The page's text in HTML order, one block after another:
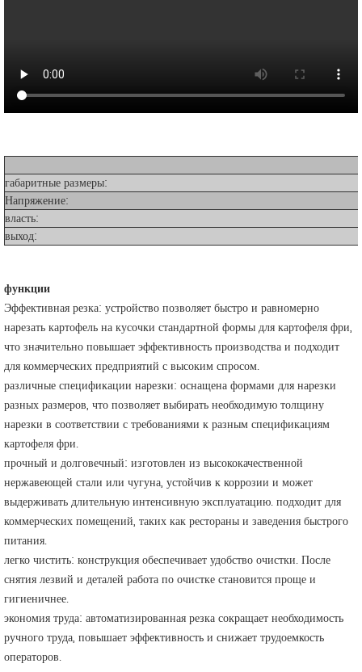
габаритные размеры:
Напряжение:
власть:
выход:
функции
Эффективная резка: устройство позволяет быстро и равномерно
нарезать картофель на кусочки стандартной формы для картофеля фри,
что значительно повышает эффективность производства и подходит
для коммерческих предприятий с высоким спросом.
различные спецификации нарезки: оснащена формами для нарезки
разных размеров, что позволяет выбирать необходимую толщину
нарезки в соответствии с требованиями к разным спецификациям
картофеля фри.
прочный и долговечный: изготовлен из высококачественной
нержавеющей стали или чугуна, устойчив к коррозии и может
выдерживать длительную интенсивную эксплуатацию. подходит для
коммерческих помещений, таких как рестораны и заведения быстрого
питания.
легко чистить: конструкция обеспечивает удобство очистки. После
снятия лезвий и деталей работа по очистке становится проще и
гигиеничнее.
экономия труда: автоматизированная резка сокращает необходимость
ручного труда, повышает эффективность и снижает трудоемкость
операторов.